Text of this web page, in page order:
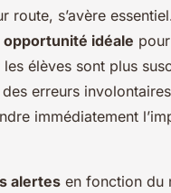
route, s’avère
opportunité idéale
les élèves sont plus
erreurs
immédiatement
alertes en fonction du